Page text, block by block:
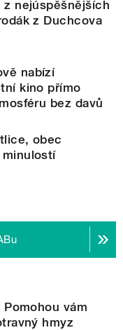
z nejúspěšnějších
z Duchcova
nabízí
kino přímo
bez davů
obec
vám
hmyz